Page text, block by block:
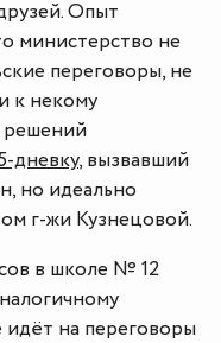
Опыт
министерство не
переговоры, не
к некому
решений
дневку, вызвавший
но идеально
г-жи Кузнецовой.
в школе № 12
на переговоры